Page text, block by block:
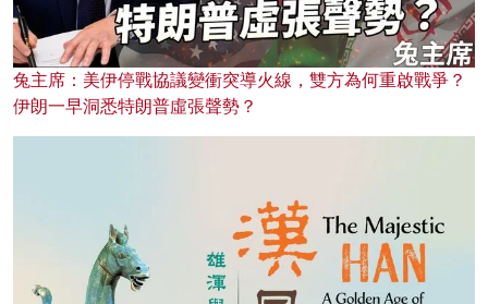
兔主席：美伊停戰協議變衝突導火線，雙方為何重啟戰爭？
伊朗一早洞悉特朗普虛張聲勢？